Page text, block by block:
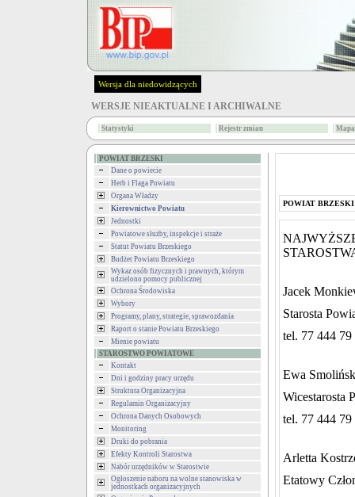
Wersja dla niedowidzących
WERSJE NIEAKTUALNE I ARCHIWALNE
Statystyki Rejestr zmian
POWIAT BRZESKI
Dane o powiecie
Herb i Flaga Powiatu
Organa Władzy
Kierownictwo Powiatu
Jednostki
Powiatowe służby, inspekcje i straże
Statut Powiatu Brzeskiego
Budżet Powiatu Brzeskiego
Wykaz osób fizycznych i prawnych, którym
udzielono pomocy publicznej
Ochrona Środowiska
Wybory
Programy, plany, strategie, sprawozdania
Raport o stanie Powiatu Brzeskiego
Mienie powiatu
STAROSTWO POWIATOWE
Kontakt
Dni i godziny pracy urzędu
Struktura Organizacyjna
Regulamin Organizacyjny
Ochrona Danych Osobowych
Monitoring
Druki do pobrania
Efekty Kontroli Starostwa
Nabór urzędników w Starostwie
Ogłoszenie naboru na wolne stanowiska w
jednostkach organizacyjnych
POWIAT BRZESKI
Jacek
Starosta
tel. 77 444 79
Ewa
Wicestarosta
tel. 77 444 79
Arletta
Etatowy